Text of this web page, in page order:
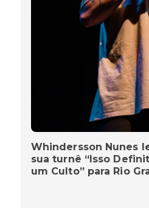
Whindersson Nunes
sua turnê “Isso
um Culto” para Rio